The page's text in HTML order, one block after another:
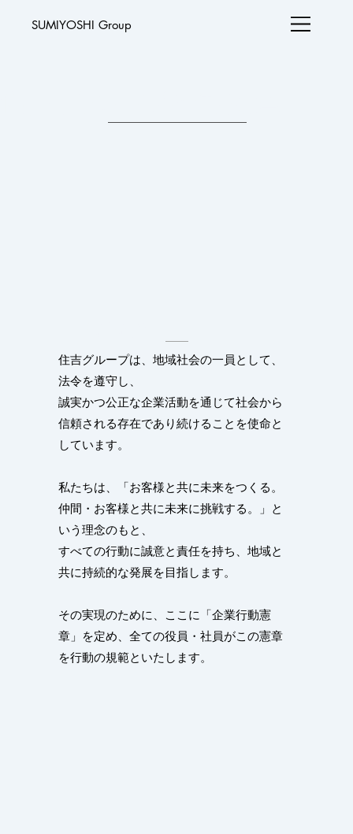
SUMIYOSHI Group
住吉グループは、地域社会の一員として、
法令を遵守し、
誠実かつ公正な企業活動を通じて社会から
信頼される存在であり続けることを使命と
しています。
私たちは、「お客様と共に未来をつくる。
仲間・お客様と共に未来に挑戦する。」と
いう理念のもと、
すべての行動に誠意と責任を持ち、地域と
共に持続的な発展を目指します。
その実現のために、ここに「企業行動憲
章」を定め、全ての役員・社員がこの憲章
を行動の規範といたします。